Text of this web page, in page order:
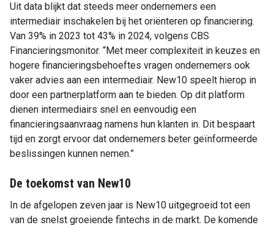
Uit data blijkt dat steeds meer ondernemers een
intermediair inschakelen bij het oriënteren op financiering.
Van 39% in 2023 tot 43% in 2024, volgens CBS
Financieringsmonitor. “Met meer complexiteit in keuzes en
hogere financieringsbehoeftes vragen ondernemers ook
vaker advies aan een intermediair. New10 speelt hierop in
door een partnerplatform aan te bieden. Op dit platform
dienen intermediairs snel en eenvoudig een
financieringsaanvraag namens hun klanten in. Dit bespaart
tijd en zorgt ervoor dat ondernemers beter geïnformeerde
beslissingen kunnen nemen.”
De toekomst van New10
In de afgelopen zeven jaar is New10 uitgegroeid tot een
van de snelst groeiende fintechs in de markt. De komende